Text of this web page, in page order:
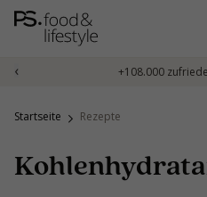
Zum
Inhalt
springen
‹ +108.000
Startseite Rezepte